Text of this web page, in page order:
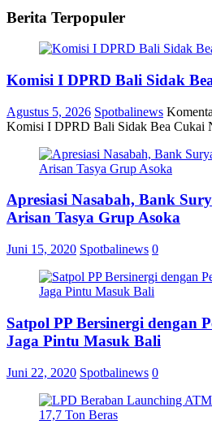
Berita Terpopuler
Komisi I DPRD Bali Sidak
Agustus 5, 2026 Spotbalinews
Komisi I DPRD Bali Sidak Bea Cukai
Apresiasi Nasabah, Bank
Arisan Tasya Grup Asoka
Juni 15, 2020 Spotbalinews 0
Satpol PP Bersinergi dengan
Jaga Pintu Masuk Bali
Juni 22, 2020 Spotbalinews 0